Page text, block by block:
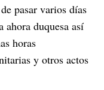
pasar varios días
ahora duquesa así
horas
y otros actos